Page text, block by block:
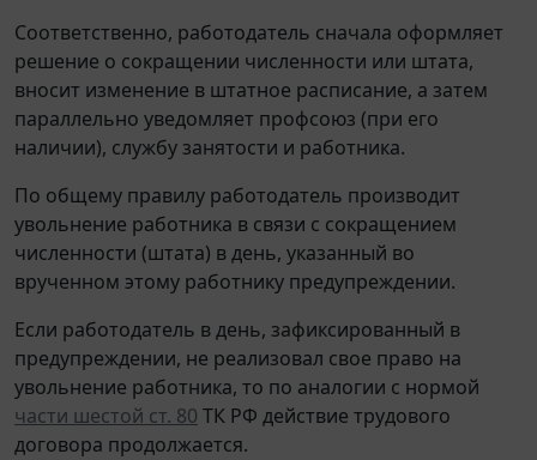
Соответственно, работодатель сначала оформляет
решение о сокращении численности или штата,
вносит изменение в штатное расписание, а затем
параллельно уведомляет профсоюз (при его
наличии), службу занятости и работника.
По общему правилу работодатель производит
увольнение работника в связи с сокращением
численности (штата) в день, указанный во
врученном этому работнику предупреждении.
Если работодатель в день, зафиксированный в
предупреждении, не реализовал свое право на
увольнение работника, то по аналогии с нормой
части шестой ст. 80 ТК РФ действие трудового
договора продолжается.